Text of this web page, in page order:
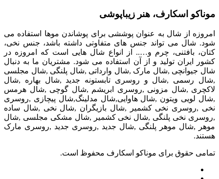
موناکو اسکارف، هنر زیباپوشی
امروزه از شال به عنوان پوششی برای پوشاندن موها استفاده می
شود. شال می تواند جنس های متفاوتی داشته باشد، جنس نخی،
کتان، بافتنی، چرم و….. از انواع شال هایی است که امروزه در
کشور ایران تولید و از آن استفاده می شود. مشتریان ما به دنبال
شال جیوانچی ,شال مارک ,شال وارداتی ,شال پلنگی ,شال مجلسی
,شال رسمی ,شال و روسری تابستونه جدید ,شال بهاره ,شال
لاکچری ,شال مزونی ,روسری ابریشم ,شال گوچی ,شال هرمس
,شال لویی ویتون ,شال هاوایی,شال مدلینگ,شال پیچازی ,روسری
نخی ,روسری نخی کشمیر ,شال بازیگران ,شال نخی ,شال ساده
,روسری نخی پلنگی ,شال نخی کشمیر ,شال مشکی مجلسی ,شال
موهر ,شال موهر پلنگی ,شال جدید ,روسری جدید ,روسری مارک
هستند.
تمامی حقوق برای موناکو اسکارف محفوظ است.